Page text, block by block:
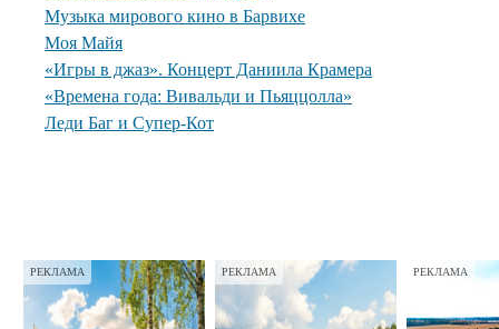
Музыка мирового кино в Барвихе
Моя Майя
«Игры в джаз». Концерт Даниила Крамера
«Времена года: Вивальди и Пьяццолла»
Леди Баг и Супер-Кот
РЕКЛАМА РЕКЛАМА РЕКЛАМА